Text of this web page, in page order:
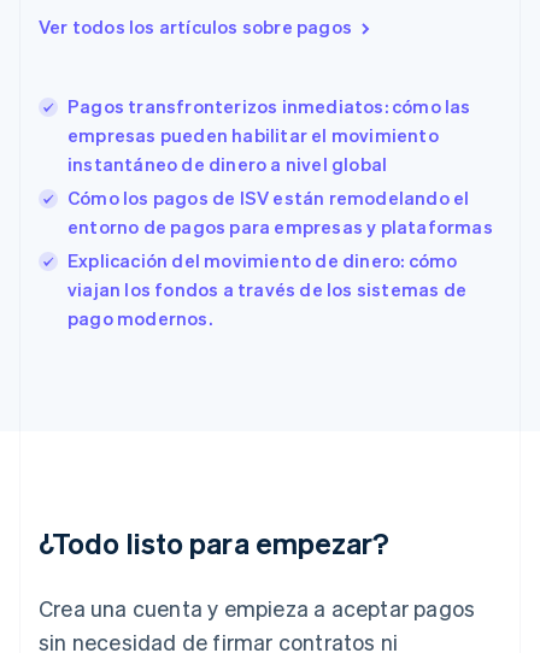
Ver todos los artículos sobre pagos
Pagos transfronterizos inmediatos: cómo las
empresas pueden habilitar el movimiento
instantáneo de dinero a nivel global
Cómo los pagos de ISV están remodelando el
entorno de pagos para empresas y plataformas
Explicación del movimiento de dinero: cómo
viajan los fondos a través de los sistemas de
pago modernos.
¿Todo listo para empezar?
Crea una cuenta y empieza a aceptar pagos
sin necesidad de firmar contratos ni
Eslovaquia
España
EspañolEnglish
Estados Unidos
English Español 简体中文
English
Finlandia
English Svenska
Francia
Français
Irlanda
Italia
English